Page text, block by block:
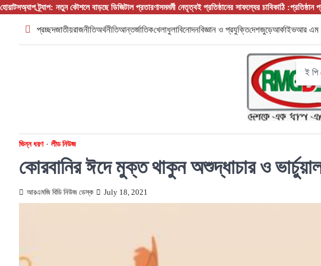
Skip
content
হোয়াটসঅ্যাপ ট্র্যাপ: নতুন কৌশলে বাড়ছে ডিজিটাল প্রতারণাসমমর্মী নেতৃত্বই প্রতিষ্ঠানের সাফল্যের চাবিকাঠি :প্রতিষ্ঠান
প্রচ্ছদজাতীয়রাজনীতিঅর্থনীতিআন্তর্জাতিকখেলাধুলাবিনোদনবিজ্ঞান ও প্রযুক্তিদেশজুড়েআর্কাইভআর এম
ই
ভিন্ন ধরণ লীড নিউজ
কোরবানির ঈদে মুক্ত থাকুন অশুদ্ধাচার ও
আরএমজি বিডি নিউজ ডেস্ক July 18, 2021